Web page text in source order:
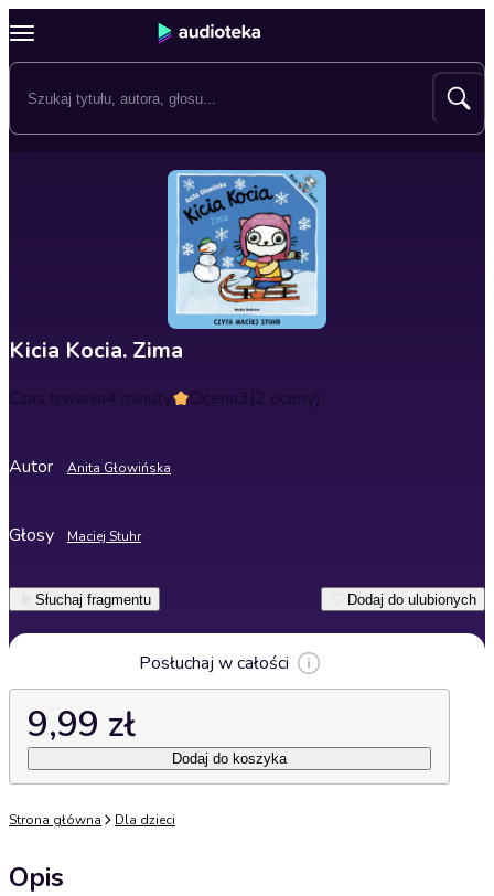
Kicia Kocia. Zima
Czas trwania4 minuty Ocena3(2 oceny)
Autor Anita Głowińska
Głosy Maciej Stuhr
Słuchaj fragmentu Dodaj do ulubionych
Posłuchaj w całości
9,99 zł
Dodaj do koszyka
Strona główna Dla dzieci
Opis